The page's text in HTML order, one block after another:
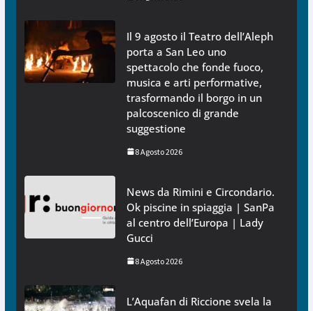
Il 9 agosto il Teatro dell’Aleph
porta a San Leo uno
spettacolo che fonde fuoco,
musica e arti performative,
trasformando il borgo in un
palcoscenico di grande
suggestione
8 Agosto 2026
News da Rimini e Circondario.
Ok piscine in spiaggia | SanPa
al centro dell’Europa | Lady
Gucci
8 Agosto 2026
L’Aquafan di Riccione svela la